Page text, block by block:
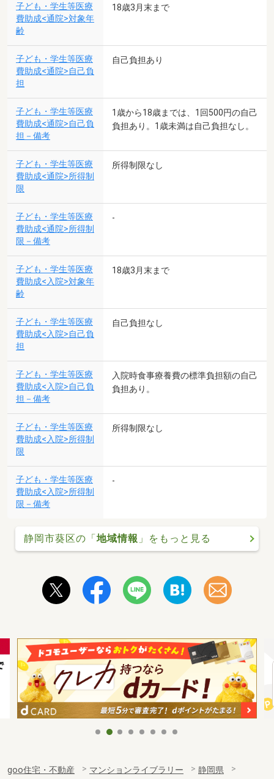
子ども・学生等医療
費助成<通院>対象年
齢
18歳3月末まで
子ども・学生等医療
費助成<通院>自己負
担
自己負担あり
子ども・学生等医療
費助成<通院>自己負
担－備考
1歳から18歳までは、1回500円の自己
負担あり。1歳未満は自己負担なし。
子ども・学生等医療
費助成<通院>所得制
限
所得制限なし
子ども・学生等医療
費助成<通院>所得制
限－備考
-
子ども・学生等医療
費助成<入院>対象年
齢
18歳3月末まで
子ども・学生等医療
費助成<入院>自己負
担
自己負担なし
子ども・学生等医療
費助成<入院>自己負
担－備考
入院時食事療養費の標準負担額の自己
負担あり。
子ども・学生等医療
費助成<入院>所得制
限
所得制限なし
子ども・学生等医療
費助成<入院>所得制
限－備考
-
静岡市葵区の「 地域情報 」をもっと見る
goo住宅・不動産 マンションライブラリー
静岡県